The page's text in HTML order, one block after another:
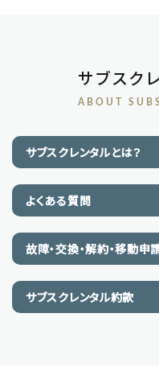
サブスク
ABOUT
サブスクレンタルとは？
よくある質問
故障・交換・解約・移動申
サブスクレンタル約款